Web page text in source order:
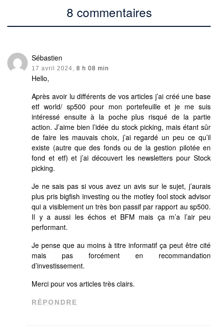
8 commentaires
Sébastien
17 avril 2024, 8 h 08 min
Hello,
Après avoir lu différents de vos articles j’ai créé une base
etf world/ sp500 pour mon portefeuille et je me suis
intéressé ensuite à la poche plus risqué de la partie
action. J’aime bien l’idée du stock picking, mais étant sûr
de faire les mauvais choix, j’ai regardé un peu ce qu’il
existe (autre que des fonds ou de la gestion pilotée en
fond et etf) et j’ai découvert les newsletters pour Stock
picking.
Je ne sais pas si vous avez un avis sur le sujet, j’aurais
plus pris bigfish investing ou the motley fool stock advisor
qui a visiblement un très bon passif par rapport au sp500.
Il y a aussi les échos et BFM mais ça m’a l’air peu
performant.
Je pense que au moins à titre informatif ça peut être cité
mais pas forcément en recommandation
d’investissement.
Merci pour vos articles très clairs.
RÉPONDRE